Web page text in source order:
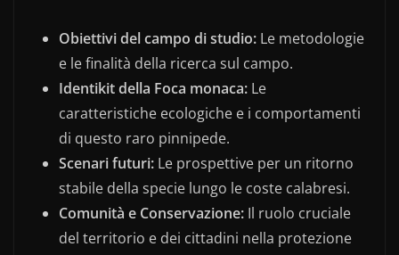
Obiettivi del campo di studio: Le metodologie
e le finalità della ricerca sul campo.
Identikit della Foca monaca: Le
caratteristiche ecologiche e i comportamenti
di questo raro pinnipede.
Scenari futuri: Le prospettive per un ritorno
stabile della specie lungo le coste calabresi.
Comunità e Conservazione: Il ruolo cruciale
del territorio e dei cittadini nella protezione